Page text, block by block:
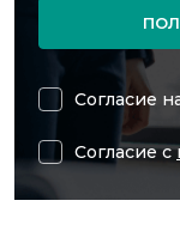
Согласие
Согласие с